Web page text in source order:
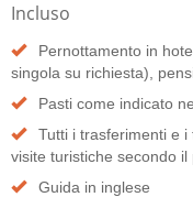
Incluso
Pernottamento in
singola su richiesta),
Pasti come indicato
Tutti i trasferimenti e
visite turistiche secondo
Guida in inglese